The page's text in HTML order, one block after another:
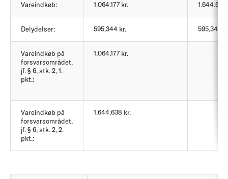
Vareindkøb: 1.064.177 kr. 1.644.638
Delydelser: 595.344 kr. 595.344
Vareindkøb på
forsvarsområdet,
jf. § 6, stk. 2, 1.
pkt.:
1.064.177 kr.
Vareindkøb på
forsvarsområdet,
jf. § 6, stk. 2, 2.
pkt.:
1.644.638 kr.